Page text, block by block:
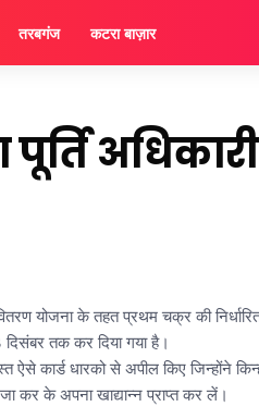
तरबगंज कटरा बाज़ार
योजना के तहत प्रथम चक्र की
तक कर दिया गया है।
कार्ड धारको से अपील किए जिन्होंने
कर के अपना खाद्यान्न प्राप्त कर लें।